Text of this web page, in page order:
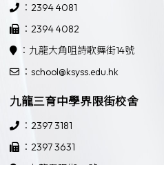
：2394 4081
：2394 4082
：九龍大角咀詩歌舞街14號
：school@ksyss.edu.hk
九龍三育中學界限街校舍
：2397 3181
：2397 3631
：九龍界限街52號